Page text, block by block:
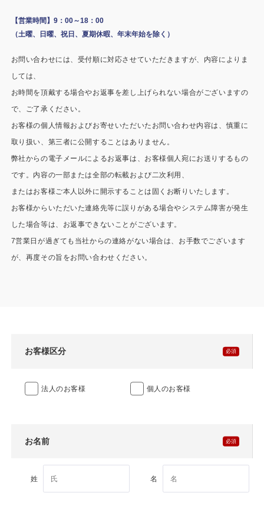
倉庫・工場
店舗
勉強部屋・子供部屋
休憩室・喫煙室
危険物保管庫
よくあるご質問
その他
お問い合わせ
利用規約
【営業時間】9：00～18：00
（土曜、日曜、祝日、夏期休暇、年末年始を除く）
お問い合わせには、受付順に対応させていただきますが、内容によりま
しては、
お時間を頂戴する場合やお返事を差し上げられない場合がございますの
で、ご了承ください。
お客様の個人情報およびお寄せいただいたお問い合わせ内容は、慎重に
取り扱い、第三者に公開することはありません。
弊社からの電子メールによるお返事は、お客様個人宛にお送りするもの
です。内容の一部または全部の転載および二次利用、
またはお客様ご本人以外に開示することは固くお断りいたします。
お客様からいただいた連絡先等に誤りがある場合やシステム障害が発生
した場合等は、お返事できないことがございます。
7営業日が過ぎても当社からの連絡がない場合は、お手数でございます
が、再度その旨をお問い合わせください。
お客様区分
法人のお客様 個人のお客様
お名前
姓 名